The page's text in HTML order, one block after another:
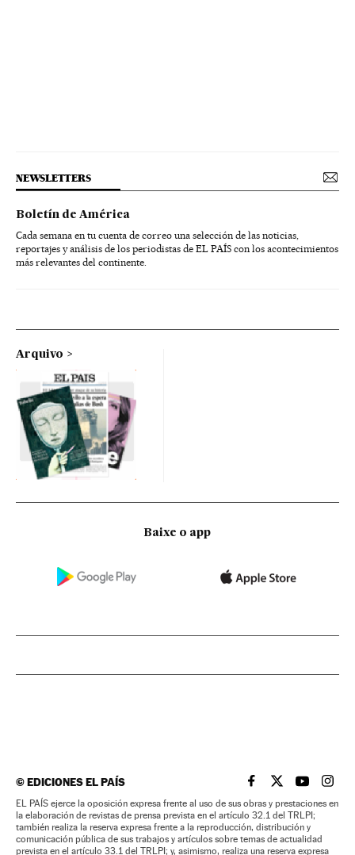
NEWSLETTERS
Boletín de América
Cada semana en tu cuenta de correo una selección de las noticias,
reportajes y análisis de los periodistas de EL PAÍS con los acontecimientos
más relevantes del continente.
Arquivo
Baixe o app
©EDICIONES EL PAÍS EL PAÍS BRASIL EN
EL PAÍSEL PAÍS
EL
EL PAÍS ejerce la oposición expresa frente al uso de sus obras y prestaciones en
la elaboración de revistas de prensa prevista en el artículo 32.1 del TRLPI;
también realiza la reserva expresa frente a la reproducción, distribución y
comunicación pública de sus trabajos y artículos sobre temas de actualidad
prevista en el artículo 33.1 del TRLPI; y, asimismo, realiza una reserva expresa